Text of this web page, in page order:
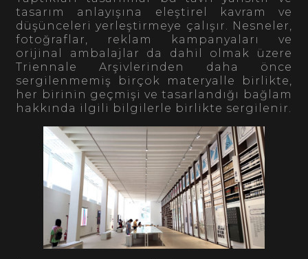
tasarım anlayışına eleştirel kavram ve
düşünceleri yerleştirmeye çalışır. Nesneler,
fotoğraflar, reklam kampanyaları ve
orijinal ambalajlar da dahil olmak üzere
Triennale Arşivlerinden daha önce
sergilenmemiş birçok materyalle birlikte,
her birinin geçmişi ve tasarlandığı bağlam
hakkında ilgili bilgilerle birlikte sergilenir.